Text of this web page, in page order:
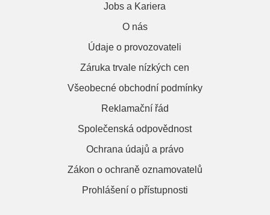
Jobs a Kariera
O nás
Údaje o provozovateli
Záruka trvale nízkých cen
Všeobecné obchodní podmínky
Reklamační řád
Společenská odpovědnost
Ochrana údajů a právo
Zákon o ochraně oznamovatelů
Prohlášení o přístupnosti